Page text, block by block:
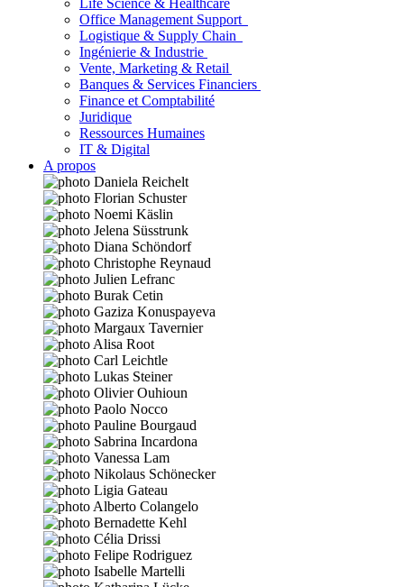
Life Science & Healthcare
Office Management Support
Logistique & Supply Chain
Ingénierie & Industrie
Vente, Marketing & Retail
Banques & Services Financiers
Finance et Comptabilité
Juridique
Ressources Humaines
IT & Digital
A propos